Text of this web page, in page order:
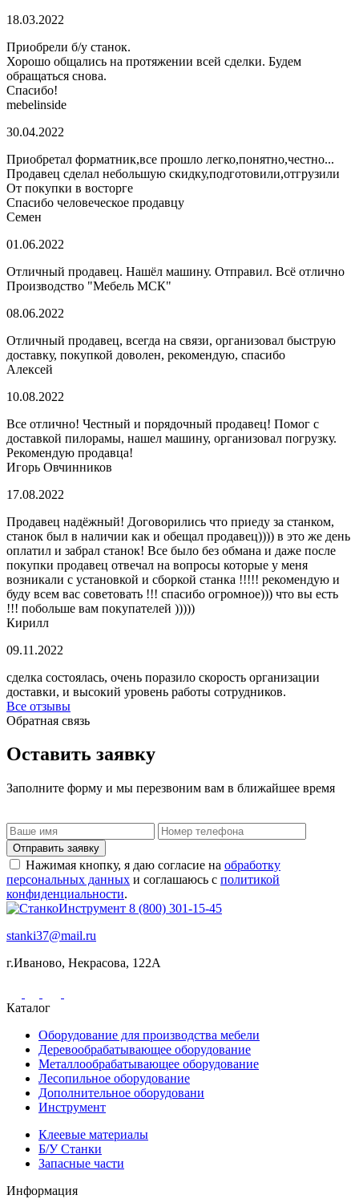
18.03.2022
Приобрели б/у станок.
Хорошо общались на протяжении всей сделки. Будем
обращаться снова.
Спасибо!
mebelinside
30.04.2022
Приобретал форматник,все прошло легко,понятно,честно...
Продавец сделал небольшую скидку,подготовили,отгрузили
От покупки в восторге
Спасибо человеческое продавцу
Семен
01.06.2022
Отличный продавец. Нашёл машину. Отправил. Всё отлично
Производство "Мебель МСК"
08.06.2022
Отличный продавец, всегда на связи, организовал быструю
доставку, покупкой доволен, рекомендую, спасибо
Алексей
10.08.2022
Все отлично! Честный и порядочный продавец! Помог с
доставкой пилорамы, нашел машину, организовал погрузку.
Рекомендую продавца!
Игорь Овчинников
17.08.2022
Продавец надёжный! Договорились что приеду за станком,
станок был в наличии как и обещал продавец)))) в это же день
оплатил и забрал станок! Все было без обмана и даже после
покупки продавец отвечал на вопросы которые у меня
возникали с установкой и сборкой станка !!!!! рекомендую и
буду всем вас советовать !!! спасибо огромное))) что вы есть
!!! побольше вам покупателей )))))
Кирилл
09.11.2022
сделка состоялась, очень поразило скорость организации
доставки, и высокий уровень работы сотрудников.
Все отзывы
Обратная связь
Оставить заявку
Заполните форму и мы перезвоним вам в ближайшее время
Отправить заявку
Нажимая кнопку, я даю согласие на обработку
персональных данных и соглашаюсь с политикой
конфиденциальности.
8 (800) 301-15-45
stanki37@mail.ru
г.Иваново, Некрасова, 122А
Каталог
Оборудование для производства мебели
Деревообрабатывающее оборудование
Металлообрабатывающее оборудование
Лесопильное оборудование
Дополнительное оборудовани
Инструмент
Клеевые материалы
Б/У Станки
Запасные части
Информация